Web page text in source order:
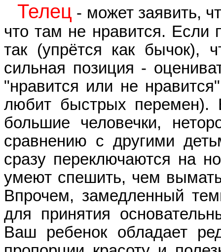
Телец - может заявить,
что там не нравится. Если
так (упрётся как бычок),
сильная позиция -
"нравится или не
любит быстрых перемен).
большие человечки,
сравнению с другими
сразу переключаются на
умеют спешить, чем
Впрочем, замедленный
для принятия
Ваш ребенок обладает